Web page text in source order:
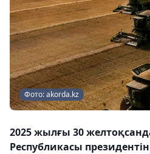
Фото: akorda.kz
2025 жылғы 30
Республикасы